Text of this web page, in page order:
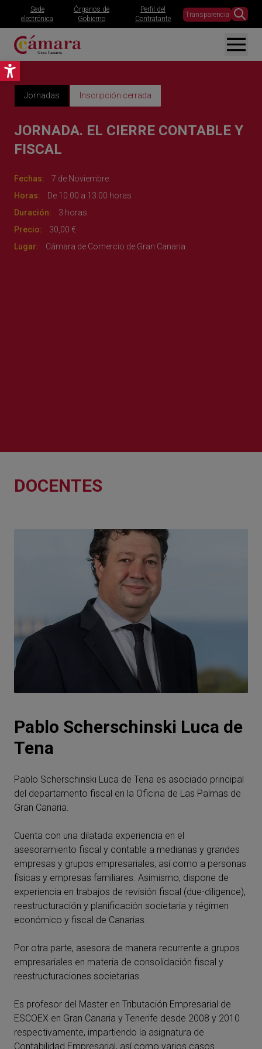
Abrir barra de herramientas
Sede
electrónica
Órganos de
Gobierno
Perfil del
Contratante
Transparencia
Jornadas Inscripción cerrada
JORNADA. EL CIERRE CONTABLE Y
FISCAL
Fechas:
7 de Noviembre
Horas:
De 10:00 a 13:00 horas
Duración:
3 horas
Precio:
30,00 €
Lugar:
Cámara de Comercio de Gran Canaria.
DOCENTES
Pablo Scherschinski Luca de
Tena
Pablo Scherschinski Luca de Tena es asociado principal
del departamento fiscal en la Oficina de Las Palmas de
Gran Canaria.
Cuenta con una dilatada experiencia en el
asesoramiento fiscal y contable a medianas y grandes
empresas y grupos empresariales, así como a personas
físicas y empresas familiares. Asimismo, dispone de
experiencia en trabajos de revisión fiscal (due-diligence),
reestructuración y planificación societaria y régimen
económico y fiscal de Canarias.
Por otra parte, asesora de manera recurrente a grupos
empresariales en materia de consolidación fiscal y
reestructuraciones societarias.
Es profesor del Master en Tributación Empresarial de
ESCOEX en Gran Canaria y Tenerife desde 2008 y 2010
respectivamente, impartiendo la asignatura de
Contabilidad Empresarial, así como varios casos